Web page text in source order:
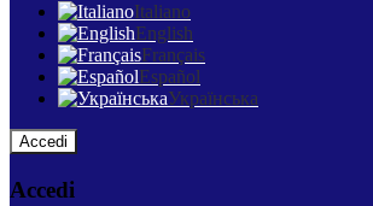
Italiano
English
Français
Español
Українська
Accedi
Accedi